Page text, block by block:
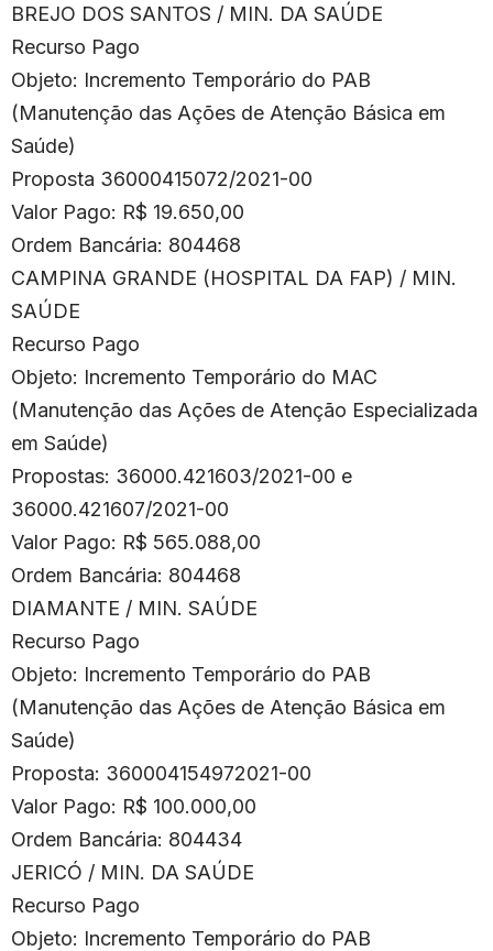
BREJO DOS SANTOS / MIN. DA SAÚDE
Recurso Pago
Objeto: Incremento Temporário do PAB
(Manutenção das Ações de Atenção Básica em
Saúde)
Proposta 36000415072/2021-00
Valor Pago: R$ 19.650,00
Ordem Bancária: 804468
CAMPINA GRANDE (HOSPITAL DA FAP) / MIN.
SAÚDE
Recurso Pago
Objeto: Incremento Temporário do MAC
(Manutenção das Ações de Atenção Especializada
em Saúde)
Propostas: 36000.421603/2021-00 e
36000.421607/2021-00
Valor Pago: R$ 565.088,00
Ordem Bancária: 804468
DIAMANTE / MIN. SAÚDE
Recurso Pago
Objeto: Incremento Temporário do PAB
(Manutenção das Ações de Atenção Básica em
Saúde)
Proposta: 360004154972021-00
Valor Pago: R$ 100.000,00
Ordem Bancária: 804434
JERICÓ / MIN. DA SAÚDE
Recurso Pago
Objeto: Incremento Temporário do PAB